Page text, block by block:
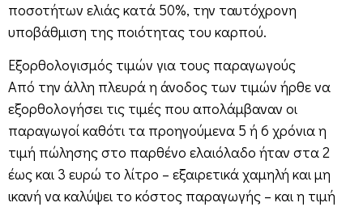
ποσοτήτων ελιάς κατά 50%, την ταυτόχρονη
υποβάθμιση της ποιότητας του καρπού.
Εξορθολογισμός τιμών για τους παραγωγούς
Από την άλλη πλευρά η άνοδος των τιμών ήρθε να
εξορθολογήσει τις τιμές που απολάμβαναν οι
παραγωγοί καθότι τα προηγούμενα 5 ή 6 χρόνια η
τιμή πώλησης στο παρθένο ελαιόλαδο ήταν στα 2
έως και 3 ευρώ το λίτρο – εξαιρετικά χαμηλή και μη
ικανή να καλύψει το κόστος παραγωγής – και η τιμή